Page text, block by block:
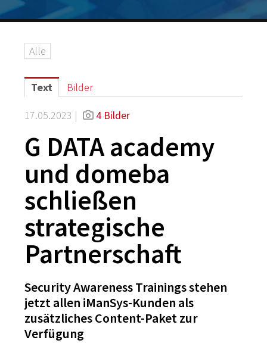
Logos
IT-Security
G DATA Campus
Kontakt
Alle
Text Bilder
17.05.2023 | 4 Bilder
G DATA academy
und domeba
schließen
strategische
Partnerschaft
Security Awareness Trainings stehen
jetzt allen iManSys-Kunden als
zusätzliches Content-Paket zur
Verfügung